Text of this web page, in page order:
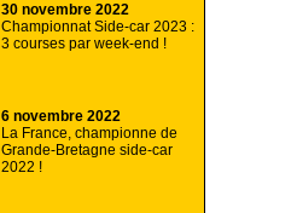
30 novembre 2022
Championnat Side-car 2023 :
3 courses par week-end !
6 novembre 2022
La France, championne de
Grande-Bretagne side-car
2022 !